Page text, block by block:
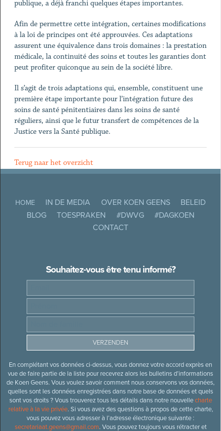
publique, a déjà franchi quelques étapes importantes.
Afin de permettre cette intégration, certaines modifications
à la loi de principes ont été approuvées. Ces adaptations
assurent une équivalence dans trois domaines : la prestation
médicale, la continuité des soins et toutes les garanties dont
peut profiter quiconque au sein de la société libre.
Il s’agit de trois adaptations qui, ensemble, constituent une
première étape importante pour l’intégration future des
soins de santé pénitentiaires dans les soins de santé
réguliers, ainsi que le futur transfert de compétences de la
Justice vers la Santé publique.
Terug naar het overzicht
HOME IN DE MEDIA OVER KOEN GEENS
BELEID
BLOG
TOESPRAKEN #DWVG
#DAGKOEN
CONTACT
Souhaitez-vous être tenu informé?
En complétant vos données ci-dessus, vous donnez votre accord exprès en
vue de faire partie de la liste pour recevrez alors les bulletins d’informations
de Koen Geens. Vous voulez savoir comment nous conservons vos données,
quelles sont les données enregistrées dans notre base de données et quels
sont vos droits ? Vous trouverez tous les détails dans notre nouvellecharte
relative à la vie privée. Si vous avez des questions à propos de cette charte,
vous pouvez vous adresser à l’adresse électronique suivante :
secretariaat.geens@gmail.com. Vous pouvez toujours vous rétracter et